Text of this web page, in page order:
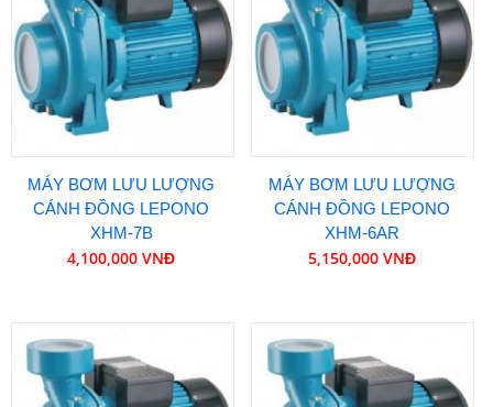
MÁY BƠM LƯU LƯỢNG
CÁNH ĐỒNG LEPONO
XHM-7B
4,100,000 VNĐ
MÁY BƠM LƯU LƯỢNG
CÁNH ĐỒNG LEPONO
XHM-6AR
5,150,000 VNĐ